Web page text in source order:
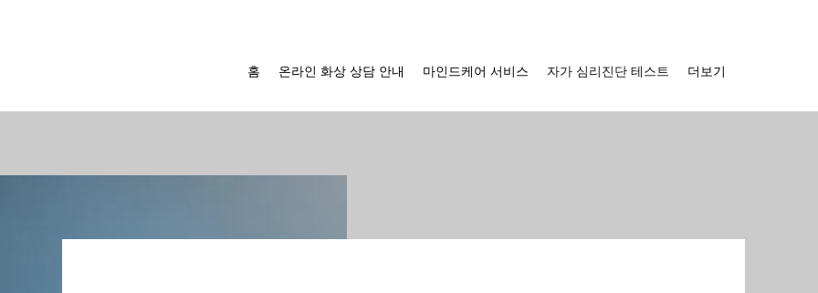
홈 온라인 화상 상담 안내 마인드케어 서비스 자가 심리진단 테스트 더보기